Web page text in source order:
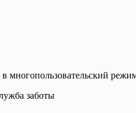
в многопользовательский
заботы